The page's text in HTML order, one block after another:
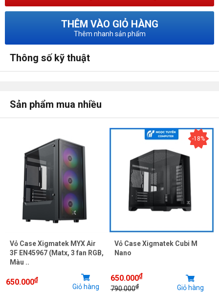
THÊM VÀO GIỎ HÀNG
Thêm nhanh sản phẩm
Thông số kỹ thuật
Sản phẩm mua nhiều
Vỏ Case Xigmatek MYX Air
3F EN45967 (Matx, 3 fan RGB,
Màu ..
650.000₫
Giỏ hàng
-18%
Vỏ Case Xigmatek Cubi M
Nano
650.000₫
790.000₫ Giỏ hàng